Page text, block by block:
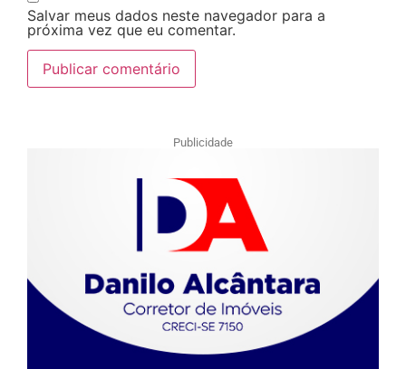
Salvar meus dados neste navegador para a
próxima vez que eu comentar.
Publicidade